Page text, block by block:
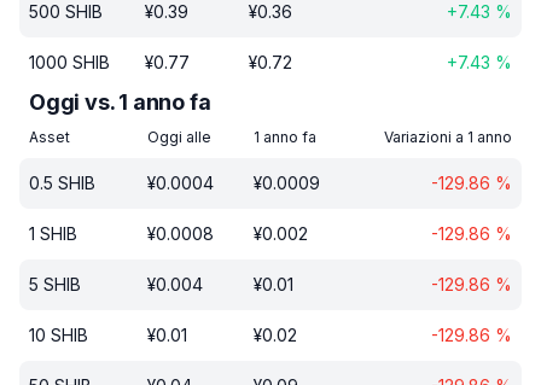
500 SHIB ¥0.39 ¥0.36 +7.43 %
1000 SHIB ¥0.77 ¥0.72 +7.43 %
Oggi vs. 1 anno fa
Asset Oggi alle 1 anno fa Variazioni a 1 anno
0.5 SHIB ¥0.0004 ¥0.0009 -129.86 %
1 SHIB ¥0.0008 ¥0.002 -129.86 %
5 SHIB ¥0.004 ¥0.01 -129.86 %
10 SHIB ¥0.01 ¥0.02 -129.86 %